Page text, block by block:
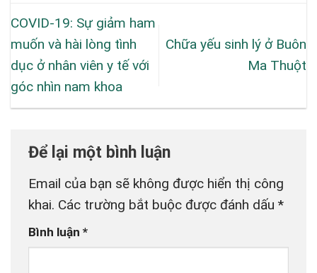
COVID-19: Sự giảm ham
muốn và hài lòng tình
dục ở nhân viên y tế với
góc nhìn nam khoa
Chữa yếu sinh lý ở Buôn
Ma Thuột
Để lại một bình luận
Email của bạn sẽ không được hiển thị công
khai. Các trường bắt buộc được đánh dấu *
Bình luận *